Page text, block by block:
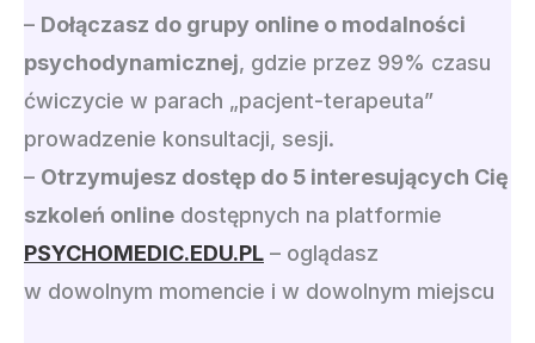
– Dołączasz do grupy online o modalności
psychodynamicznej, gdzie przez 99% czasu
ćwiczycie w parach „pacjent-terapeuta”
prowadzenie konsultacji, sesji.
– Otrzymujesz dostęp do 5 interesujących Cię
szkoleń online dostępnych na platformie
PSYCHOMEDIC.EDU.PL – oglądasz
w dowolnym momencie i w dowolnym miejscu